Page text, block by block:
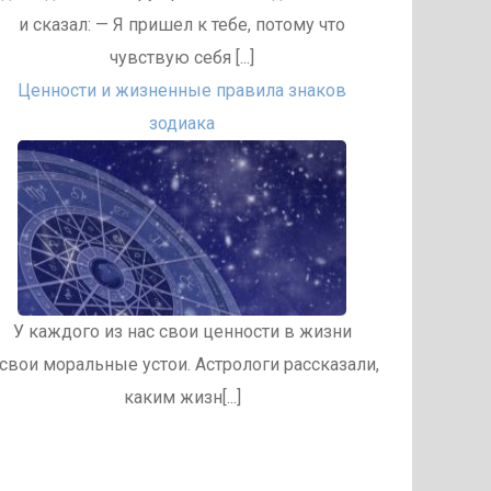
и сказал: — Я пришел к тебе, потому что
чувствую себя [...]
Ценности и жизненные правила знаков
зодиака
У каждого из нас свои ценности в жизни
моральные устои. Астрологи рассказали,
каким жизн[...]